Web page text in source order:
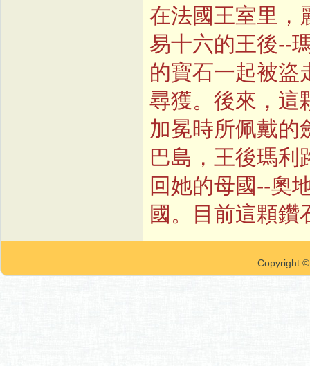
在法國王室里，
易十六的王後--
的寶石一起被盜
尋獲。後來，這
加冕時所佩戴的
巴島，王後瑪利
回她的母國--奧
國。目前這顆鑽
Copyright